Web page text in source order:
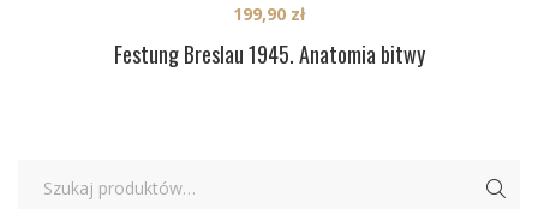
Festung Breslau 1945. Anatomia bitwy
199,90 zł